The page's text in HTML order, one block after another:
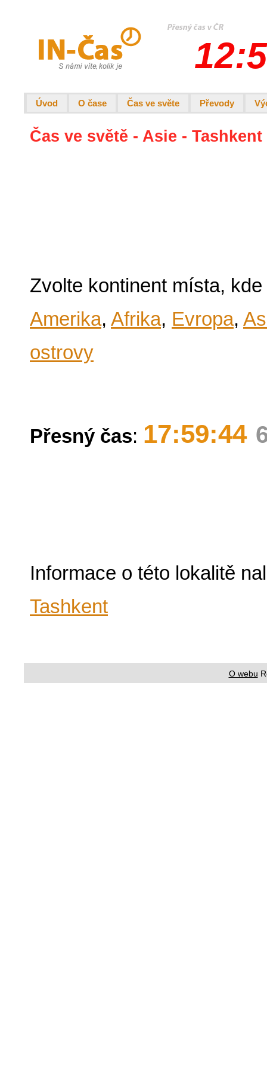
Úvod O čase Čas ve světe Převody
Čas ve světě - Asie - Tashkent
Zvolte kontinent místa,
Amerika, Afrika, Evropa,
ostrovy
Přesný čas: 17:59:44
Informace o této lokalitě
Tashkent
O webu